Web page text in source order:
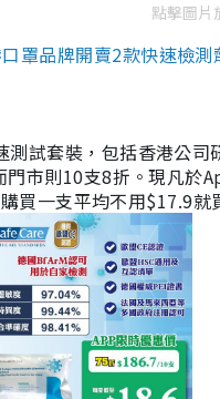
點擊圖片
罩品牌開賣2款快速檢
測試套裝，包括香港公
門市則10支8折。現凡
買一支平均不用$17.9就